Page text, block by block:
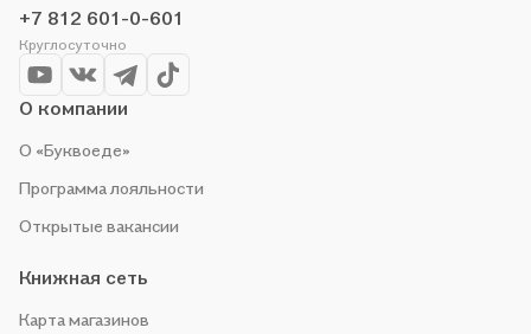
+7 812 601-0-601
Круглосуточно
О компании
О «Буквоеде»
Программа лояльности
Открытые вакансии
Книжная сеть
Карта магазинов